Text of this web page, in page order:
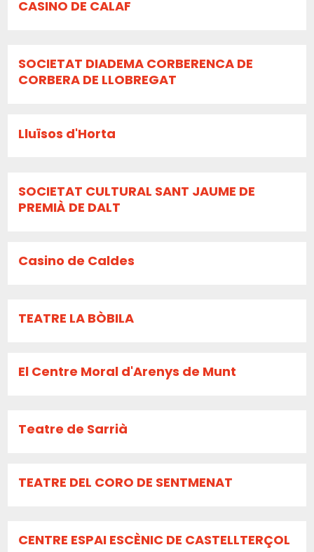
CASINO DE CALAF
SOCIETAT DIADEMA CORBERENCA DE
CORBERA DE LLOBREGAT
Lluïsos d'Horta
SOCIETAT CULTURAL SANT JAUME DE
PREMIÀ DE DALT
Casino de Caldes
TEATRE LA BÒBILA
El Centre Moral d'Arenys de Munt
Teatre de Sarrià
TEATRE DEL CORO DE SENTMENAT
CENTRE ESPAI ESCÈNIC DE CASTELLTERÇOL